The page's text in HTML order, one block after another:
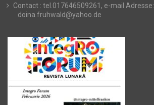
Contact : tel.017646509261, e-mail Adresse:
doina.fruhwald@yahoo.de